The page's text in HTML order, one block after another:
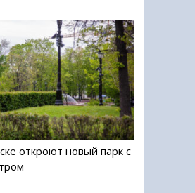
откроют новый парк с